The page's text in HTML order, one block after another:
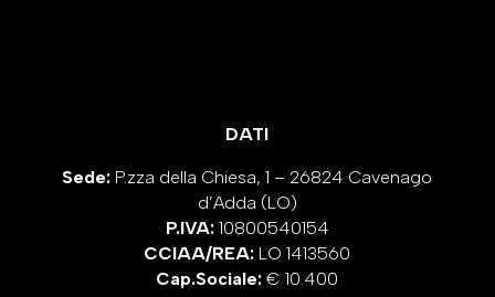
DATI
Sede: P.zza della Chiesa, 1 – 26824 Cavenago
d’Adda (LO)
P.IVA: 10800540154
CCIAA/REA: LO 1413560
Cap.Sociale:€ 10.400